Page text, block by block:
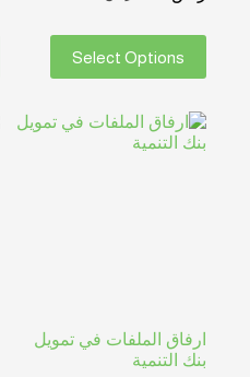
Select Options
ارفاق الملفات في تمويل
بنك التنمية